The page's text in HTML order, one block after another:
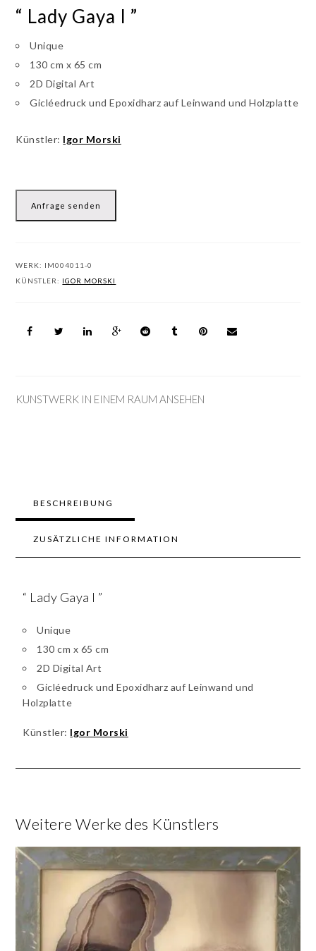
“ Lady Gaya I ”
Unique
130 cm x 65 cm
2D Digital Art
Gicléedruck und Epoxidharz auf Leinwand und Holzplatte
Künstler: Igor Morski
Anfrage senden
WERK: IM004011-0
KÜNSTLER: IGOR MORSKI
KUNSTWERK IN EINEM RAUM ANSEHEN
BESCHREIBUNG
ZUSÄTZLICHE INFORMATION
“ Lady Gaya I ”
Unique
130 cm x 65 cm
2D Digital Art
Gicléedruck und Epoxidharz auf Leinwand und
Holzplatte
Künstler: Igor Morski
Weitere Werke des Künstlers